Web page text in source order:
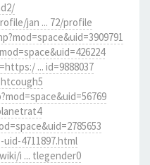
jan ... 72/profile
... id=9888037
4711897.html
i ... tlegender0